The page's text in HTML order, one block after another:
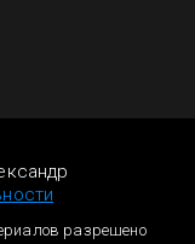
разрешено